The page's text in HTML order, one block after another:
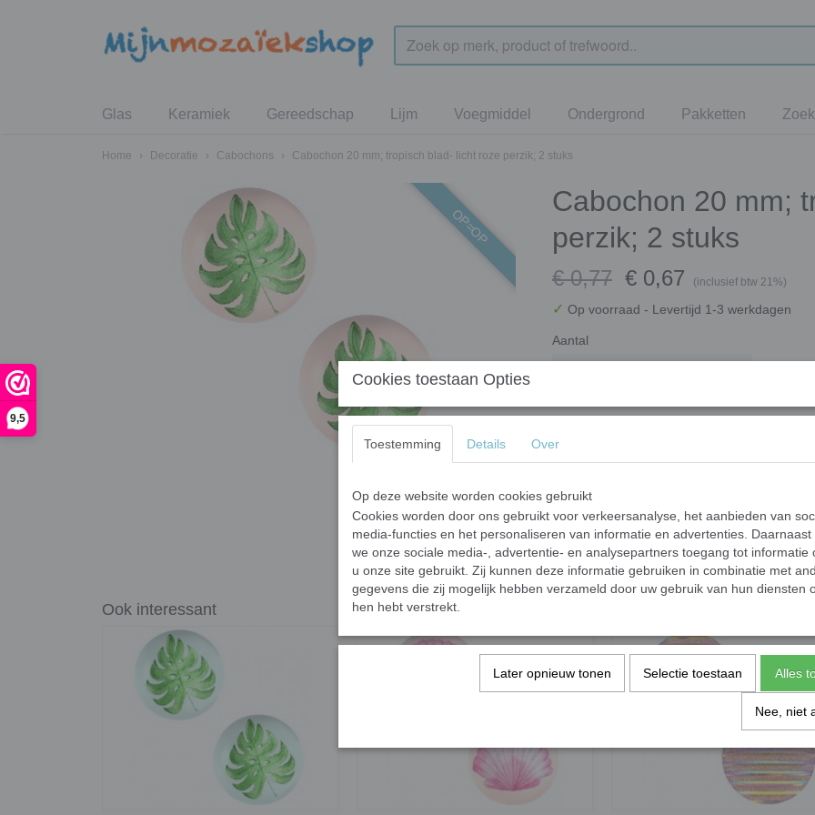
9,5
Glas Keramiek Gereedschap Lijm Voegmiddel Ondergrond Pakketten
Home › Decoratie › Cabochons › Cabochon 20 mm; tropisch blad- licht roze perzik; 2 stuks
OP=OP
Cabochon 20 mm;
perzik; 2 stuks
€ 0,77 € 0,67 (inclusief btw 21%)
✓ Op voorraad - Levertijd 1-3 werkdagen
Aantal
Materiaal: kunsthars
Ook interessant
Cookies toestaan Opties
Toestemming Details Over
Op deze website worden cookies gebruikt
Cookies worden door ons gebruikt voor verkeersanalyse, het aanbieden van
media-functies en het personaliseren van informatie en advertenties. Daarnaast
we onze sociale media-, advertentie- en analysepartners toegang tot informatie
u onze site gebruikt. Zij kunnen deze informatie gebruiken in combinatie met
gegevens die zij mogelijk hebben verzameld door uw gebruik van hun diensten
hen hebt verstrekt.
Later opnieuw tonen Selectie toestaan Alles
Nee, niet